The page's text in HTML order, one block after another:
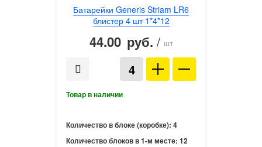
Батарейки Generis Striam LR6
блистер 4 шт 1*4*12
44.00 руб. / шт
Количество в блоке (коробке): 4
Количество блоков в 1-м месте: 12